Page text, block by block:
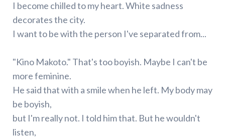
I become chilled to my heart. White sadness
decorates the city.
I want to be with the person I've separated from...
"Kino Makoto." That's too boyish. Maybe I can't be
more feminine.
He said that with a smile when he left. My body may
be boyish,
but I'm really not. I told him that. But he wouldn't
listen,